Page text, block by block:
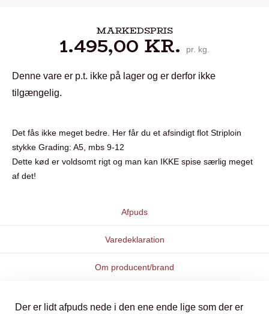
MARKEDSPRIS
1.495,00 KR. pr. kg.
Denne vare er p.t. ikke på lager og er derfor ikke
tilgængelig.
Det fås ikke meget bedre. Her får du et afsindigt flot Striploin
stykke Grading: A5, mbs 9-12
Dette kød er voldsomt rigt og man kan IKKE spise særlig meget
af det!
Afpuds
Varedeklaration
Om producent/brand
Der er lidt afpuds nede i den ene ende lige som der er